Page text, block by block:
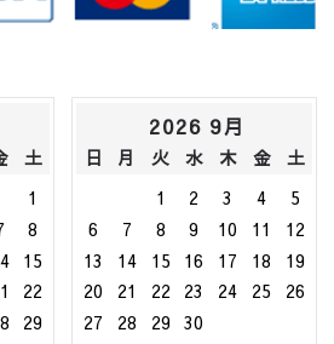
土
1
8
15
22
29
2026 9月
日 月 火 水 木 金
土
1
2 3 4
5
6
7 8 9 10 11
12
13
14 15 16 17 18
19
20
21 22 23 24 25
26
27
28 29 30